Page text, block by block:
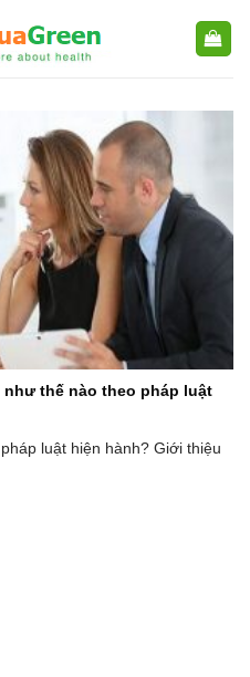
thế nào theo pháp luật
luật hiện hành? Giới thiệu